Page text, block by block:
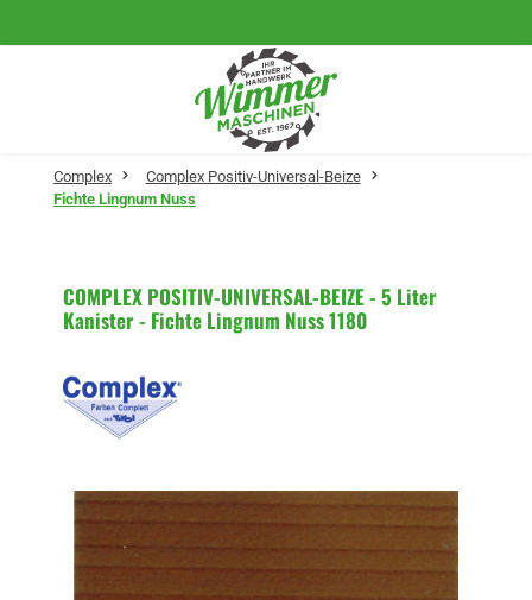
Complex
Complex Positiv-Universal-Beize
Fichte Lingnum Nuss
COMPLEX POSITIV-UNIVERSAL-BEIZE - 5 Liter
Kanister - Fichte Lingnum Nuss 1180
Bildergalerie überspringen